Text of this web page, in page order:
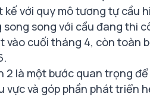
kế với quy mô tương tự cầu
song song với cầu đang thi
cuối tháng 4, còn toàn
2 là một bước quan trọng
vực và góp phần phát triển